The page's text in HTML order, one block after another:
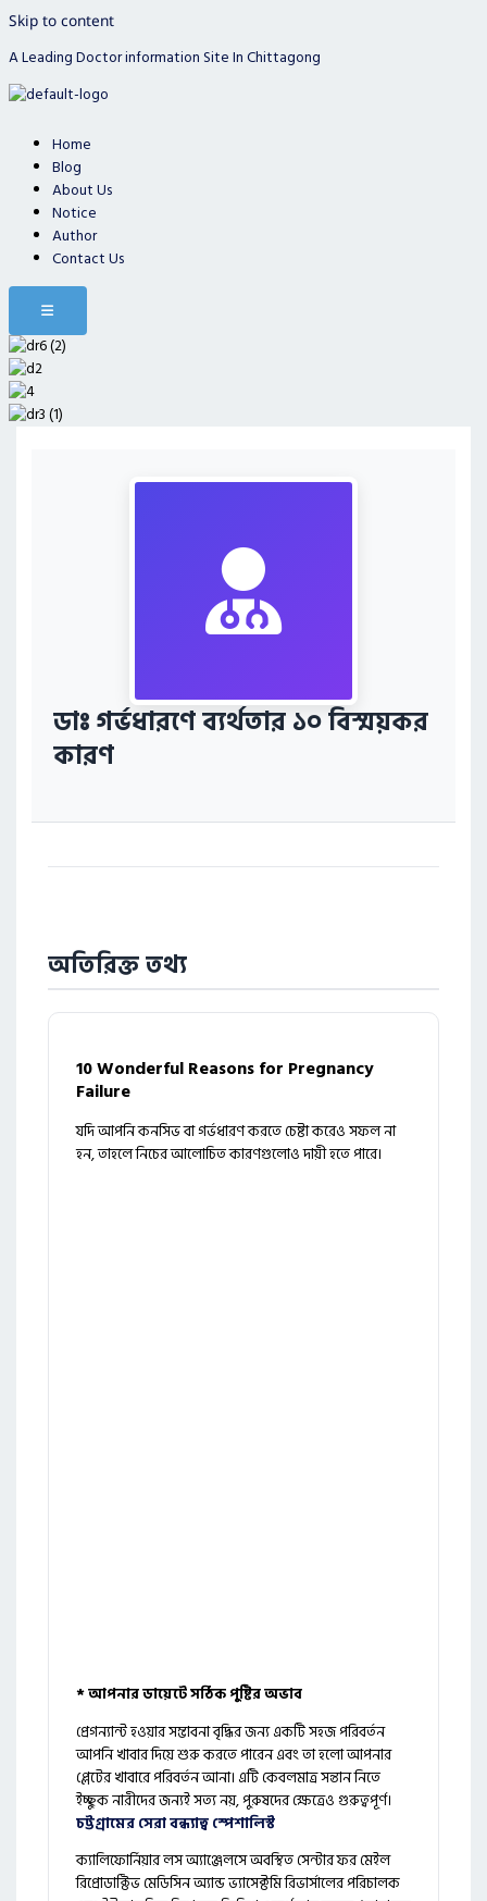
Skip to content
A Leading Doctor information Site In Chittagong
Home
Blog
About Us
Notice
Author
Contact Us
Hamburger Toggle Menu
ডাঃ গর্ভধারণে ব্যর্থতার ১০ বিস্ময়কর
কারণ
অতিরিক্ত তথ্য
10 Wonderful Reasons for Pregnancy
Failure
যদি আপনি কনসিভ বা গর্ভধারণ করতে চেষ্টা করেও সফল না
হন, তাহলে নিচের আলোচিত কারণগুলোও দায়ী হতে পারে।
* আপনার ডায়েটে সঠিক পুষ্টির অভাব
প্রেগন্যান্ট হওয়ার সম্ভাবনা বৃদ্ধির জন্য একটি সহজ পরিবর্তন
আপনি খাবার দিয়ে শুরু করতে পারেন এবং তা হলো আপনার
প্লেটের খাবারে পরিবর্তন আনা। এটি কেবলমাত্র সন্তান নিতে
ইচ্ছুক নারীদের জন্যই সত্য নয়, পুরুষদের ক্ষেত্রেও গুরুত্বপূর্ণ।
চট্টগ্রামের সেরা বন্ধ্যাত্ব স্পেশালিস্ট
ক্যালিফোর্নিয়ার লস অ্যাঞ্জেলসে অবস্থিত সেন্টার ফর মেইল
রিপ্রোডাক্টিভ মেডিসিন অ্যান্ড ভ্যাসেক্টমি রিভার্সালের পরিচালক